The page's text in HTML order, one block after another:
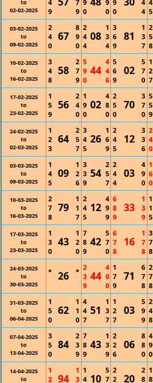
to
02-02-2025
4
9
7
9
9
0
9
0
9
0
4
4
4
5
03-02-2025
to
09-02-2025
2
4
0
67
8
9
0
2
4
4
08
1
3
4
3
6
9
81
1
3
7
2
5
8
10-02-2025
to
16-02-2025
3
4
8
58
2
7
9
5
9
0
44
4
4
6
5
6
9
02
5
7
0
1
2
7
17-02-2025
to
23-02-2025
1
5
9
56
2
4
0
1
9
0
02
4
8
0
2
5
0
70
3
7
0
5
5
9
24-02-2025
to
02-03-2025
1
2
3
64
2
5
7
3
4
5
26
1
6
9
2
4
5
12
3
3
6
2
4
0
03-03-2025
to
09-03-2025
1
4
5
09
1
2
6
3
3
9
54
2
5
7
2
4
4
03
4
9
0
1
6
0
10-03-2025
to
16-03-2025
2
7
8
79
1
1
7
2
4
5
12
4
9
9
6
8
9
33
1
3
9
1
1
5
17-03-2025
to
23-03-2025
1
3
0
43
1
2
0
7
8
9
42
5
7
0
6
7
8
16
1
7
8
3
7
8
24-03-2025
to
30-03-2025
* 26 * 2
3
9
44
4
0
0
1
7
9
71
6
7
8
2
7
8
31-03-2025
to
06-04-2025
1
5
0
62
1
1
0
4
4
7
51
1
3
7
1
2
7
03
5
9
9
2
4
8
07-04-2025
to
13-04-2025
3
5
0
84
2
3
9
7
8
9
43
1
3
9
2
2
6
06
8
8
0
4
9
0
14-04-2025
to
1
2
94
1
3
1
4 10
5
7
2
2
20
2
8
1
8